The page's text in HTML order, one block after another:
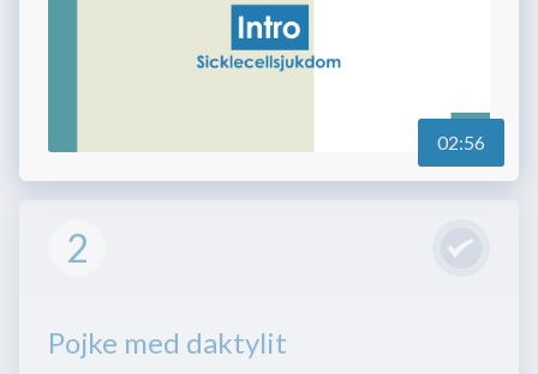
02:56
2
Pojke med daktylit